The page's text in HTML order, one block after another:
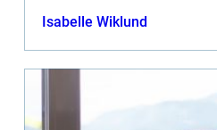
Isabelle Wiklund